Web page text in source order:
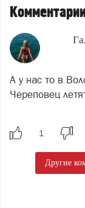
А у нас то в
Череповец
Другие